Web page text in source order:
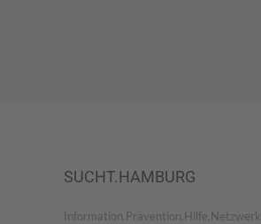
SUCHT.HAMBURG
Information.Prävention.Hilfe.Netzwerk.